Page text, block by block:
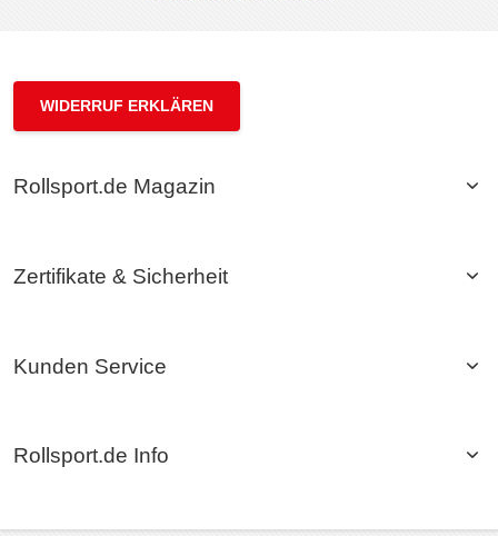
WIDERRUF ERKLÄREN
Rollsport.de Magazin
Zertifikate & Sicherheit
Kunden Service
Rollsport.de Info